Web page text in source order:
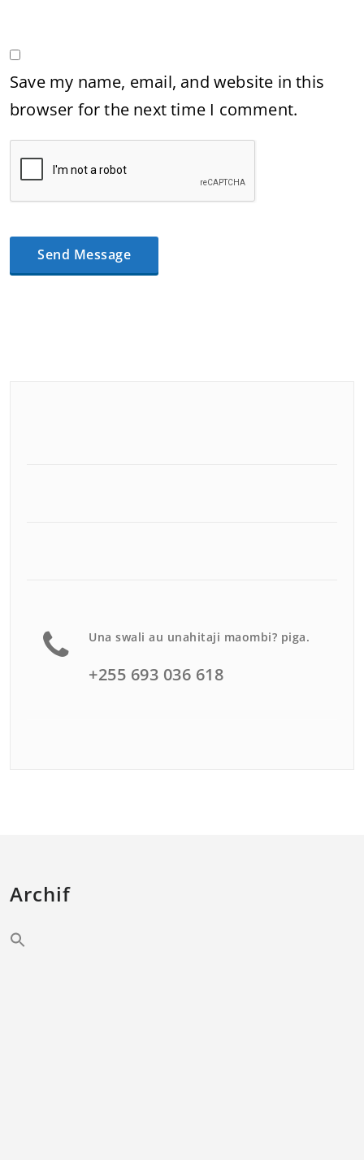
Save my name, email, and website in this
browser for the next time I comment.
Una swali au unahitaji maombi? piga.
+255 693 036 618
Archif